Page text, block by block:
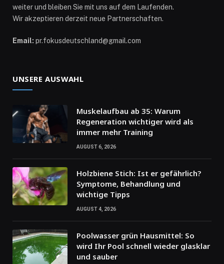
weiter und bleiben Sie mit uns auf dem Laufenden.
Wir akzeptieren derzeit neue Partnerschaften.
Email: pr.fokusdeutschland@gmail.com
UNSERE AUSWAHL
Muskelaufbau ab 35: Warum
Regeneration wichtiger wird als
immer mehr Training
AUGUST 6, 2026
Holzbiene Stich: Ist er gefährlich?
Symptome, Behandlung und
wichtige Tipps
AUGUST 4, 2026
Poolwasser grün Hausmittel: So
wird Ihr Pool schnell wieder glasklar
und sauber